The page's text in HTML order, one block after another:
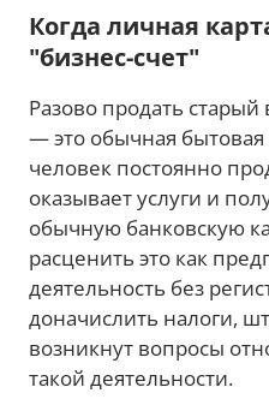
Когда личная
"бизнес-счет"
Разово продать
— это обычная
человек постоянно
оказывает услуги и
обычную банковскую
расценить это как
деятельность без
доначислить налоги,
возникнут вопросы
такой деятельности.